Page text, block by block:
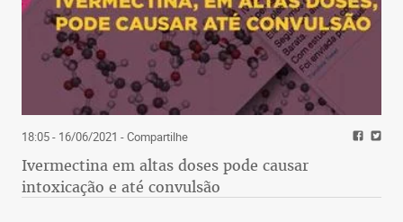
18:05 - 16/06/2021 - Compartilhe
Ivermectina em altas doses pode causar
intoxicação e até convulsão